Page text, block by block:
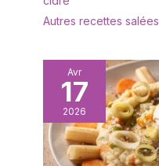
Autres recettes salées
Avr
17
2026